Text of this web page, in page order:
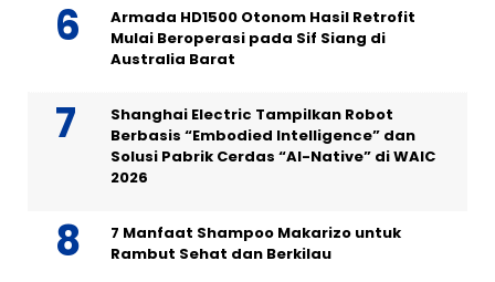
Armada HD1500 Otonom Hasil Retrofit
Mulai Beroperasi pada Sif Siang di
Australia Barat
Shanghai Electric Tampilkan Robot
Berbasis “Embodied Intelligence” dan
Solusi Pabrik Cerdas “AI-Native” di WAIC
2026
7 Manfaat Shampoo Makarizo untuk
Rambut Sehat dan Berkilau